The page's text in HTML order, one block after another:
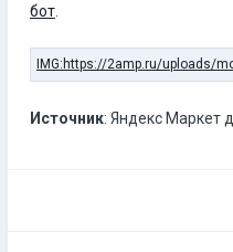
бот.
Источник: Яндекс Маркет